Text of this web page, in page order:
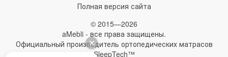
Полная версия сайта
© 2015—2026
aMebli - все права защищены.
Официальный производитель ортопедических матрасов
SleepTech™